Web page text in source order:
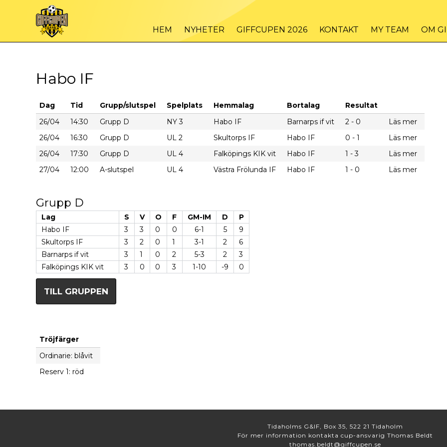
HEM NYHETER GIFFCUPEN 2026 KONTAKT MY TEAM OM
Habo IF
Dag Tid Grupp/slutspel Spelplats Hemmalag Bortalag
Resultat
26/04
14:30 Grupp D NY 3 Habo IF Barnarps if vit 2 - 0
Läs mer
26/04
16:30 Grupp D UL 2 Skultorps IF Habo IF 0 - 1
Läs mer
26/04
17:30 Grupp D UL 4 Falköpings KIK vit Habo IF 1 - 3
Läs mer
27/04
12:00 A-slutspel UL 4 Västra Frölunda IF Habo IF 1 - 0 Läs mer
Grupp D
Lag S V O F GM-IM D
P
Habo IF
3 3 0 0 6-1 5
9
Skultorps IF
3 2 0 1 3-1 2
6
Barnarps if vit
3 1 0 2 5-3 2
3
Falköpings KIK vit
3 0 0 3 1-10 -9 0
TILL GRUPPEN
Tröjfärger
Ordinarie: blåvit
Reserv 1: röd
Tidaholms G&IF, Box 35, 522 21 Tidaholm
För mer information kontakta cup-ansvarig Thomas Beldt
thomas.beldt@giffcupen.se